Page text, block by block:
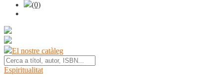
(0)
El nostre catàleg
Espiritualitat